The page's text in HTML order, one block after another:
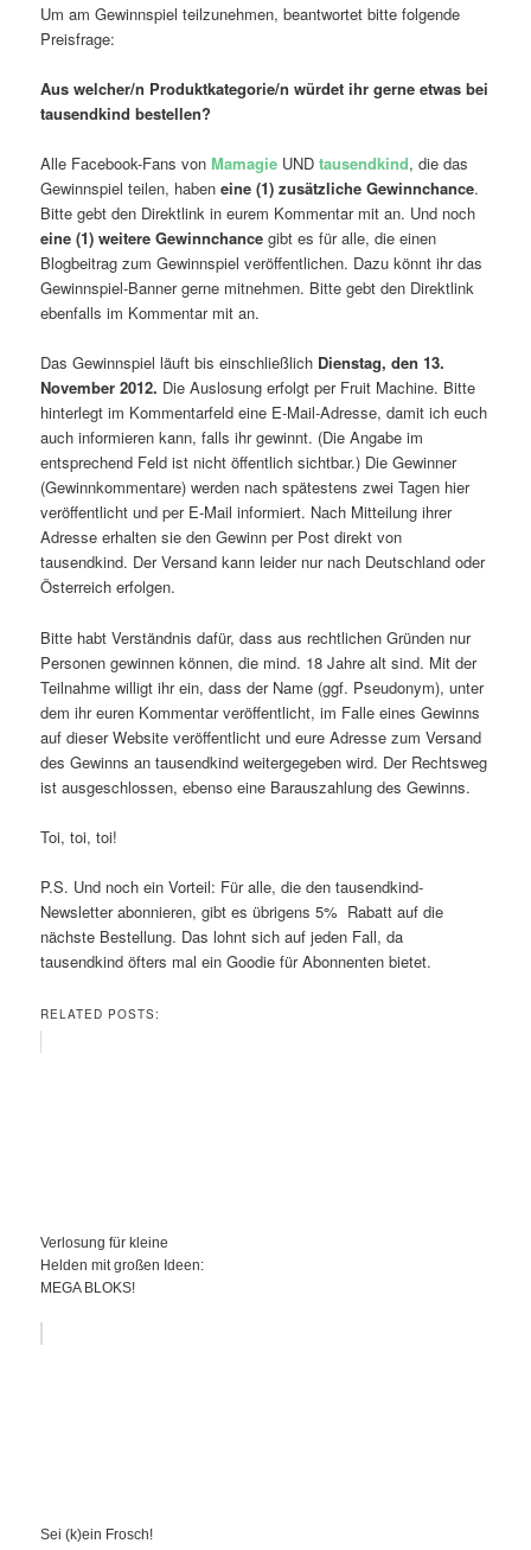
Um am Gewinnspiel teilzunehmen, beantwortet bitte folgende
Preisfrage:
Aus welcher/n Produktkategorie/n würdet ihr gerne etwas bei
tausendkind bestellen?
Alle Facebook-Fans von Mamagie UND tausendkind, die das
Gewinnspiel teilen, haben eine (1) zusätzliche Gewinnchance.
Bitte gebt den Direktlink in eurem Kommentar mit an. Und noch
eine (1) weitere Gewinnchance gibt es für alle, die einen
Blogbeitrag zum Gewinnspiel veröffentlichen. Dazu könnt ihr das
Gewinnspiel-Banner gerne mitnehmen. Bitte gebt den Direktlink
ebenfalls im Kommentar mit an.
Das Gewinnspiel läuft bis einschließlich Dienstag, den 13.
November 2012. Die Auslosung erfolgt per Fruit Machine. Bitte
hinterlegt im Kommentarfeld eine E-Mail-Adresse, damit ich euch
auch informieren kann, falls ihr gewinnt. (Die Angabe im
entsprechend Feld ist nicht öffentlich sichtbar.) Die Gewinner
(Gewinnkommentare) werden nach spätestens zwei Tagen hier
veröffentlicht und per E-Mail informiert. Nach Mitteilung ihrer
Adresse erhalten sie den Gewinn per Post direkt von
tausendkind. Der Versand kann leider nur nach Deutschland oder
Österreich erfolgen.
Bitte habt Verständnis dafür, dass aus rechtlichen Gründen nur
Personen gewinnen können, die mind. 18 Jahre alt sind. Mit der
Teilnahme willigt ihr ein, dass der Name (ggf. Pseudonym), unter
dem ihr euren Kommentar veröffentlicht, im Falle eines Gewinns
auf dieser Website veröffentlicht und eure Adresse zum Versand
des Gewinns an tausendkind weitergegeben wird. Der Rechtsweg
ist ausgeschlossen, ebenso eine Barauszahlung des Gewinns.
Toi, toi, toi!
P.S. Und noch ein Vorteil: Für alle, die den tausendkind-
Newsletter abonnieren, gibt es übrigens 5% Rabatt auf die
nächste Bestellung. Das lohnt sich auf jeden Fall, da
tausendkind öfters mal ein Goodie für Abonnenten bietet.
RELATED POSTS:
Verlosung für kleine
Helden mit großen Ideen:
MEGA BLOKS!
Sei (k)ein Frosch!